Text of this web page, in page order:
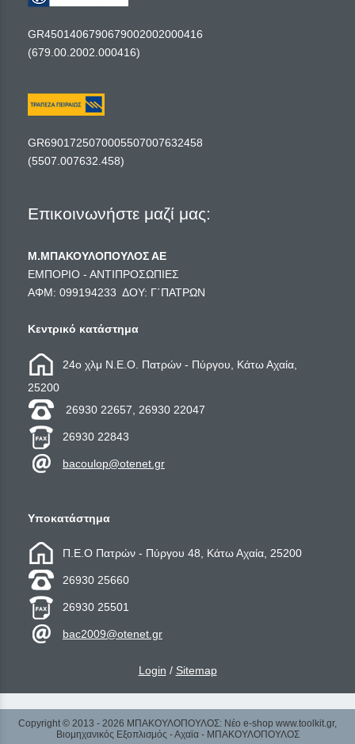
GR4501406790679002002000416
(679.00.2002.000416)
GR6901725070005507007632458
(5507.007632.458)
Επικοινωνήστε μαζί μας:
Μ.ΜΠΑΚΟΥΛΟΠΟΥΛΟΣ ΑΕ
ΕΜΠΟΡΙΟ - ΑΝΤΙΠΡΟΣΩΠΙΕΣ
ΑΦΜ: 099194233 ΔΟΥ: Γ΄ΠΑΤΡΩΝ
Κεντρικό κατάστημα
24ο χλμ Ν.Ε.Ο. Πατρών - Πύργου, Κάτω Αχαία,
25200
26930 22657, 26930 22047
26930 22843
bacoulop@otenet.gr
Υποκατάστημα
Π.Ε.Ο Πατρών - Πύργου 48, Κάτω Αχαία, 25200
26930 25660
26930 25501
bac2009@otenet.gr
Login / Sitemap
Copyright © 2013 - 2026 ΜΠΑΚΟΥΛΟΠΟΥΛΟΣ: Νέο e-shop www.toolkit.gr,
Βιομηχανικός Εξοπλισμός - Αχαϊα - ΜΠΑΚΟΥΛΟΠΟΥΛΟΣ